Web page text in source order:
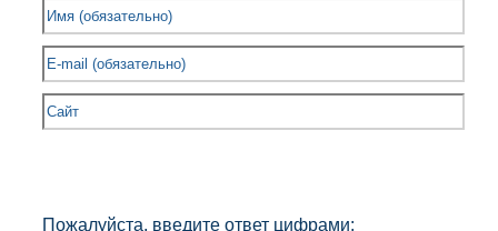
Пожалуйста, введите ответ цифрами: